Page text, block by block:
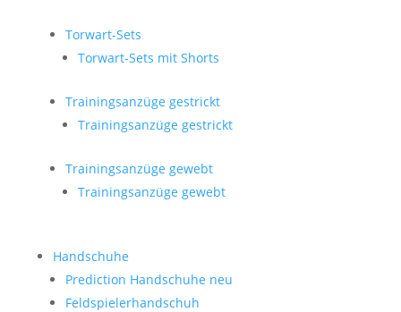
Torwart-Sets
Torwart-Sets mit Shorts
Trainingsanzüge gestrickt
Trainingsanzüge gestrickt
Trainingsanzüge gewebt
Trainingsanzüge gewebt
Handschuhe
Prediction Handschuhe neu
Feldspielerhandschuh